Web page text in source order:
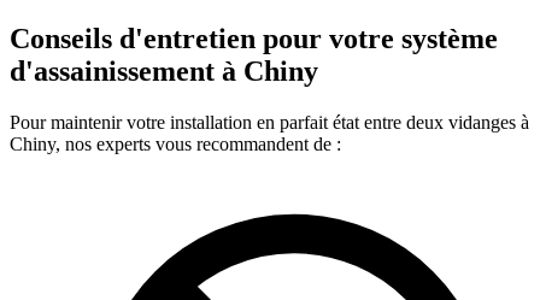
Conseils d'entretien pour votre système
d'assainissement à Chiny
Pour maintenir votre installation en parfait état entre deux vidanges à
Chiny, nos experts vous recommandent de :